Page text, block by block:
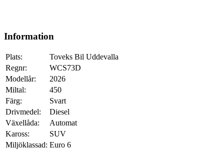
Information
Plats:
Toveks Bil Uddevalla
Regnr:
WCS73D
Modellår:
2026
Miltal:
450
Färg:
Svart
Drivmedel:
Diesel
Växellåda:
Automat
Kaross:
SUV
Miljöklassad: Euro 6